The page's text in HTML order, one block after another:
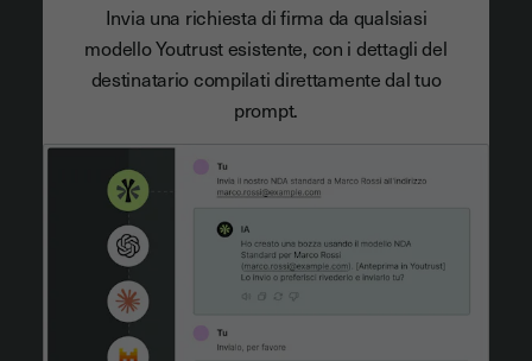
Invia una richiesta di firma da qualsiasi
modello Youtrust esistente, con i dettagli del
destinatario compilati direttamente dal tuo
prompt.